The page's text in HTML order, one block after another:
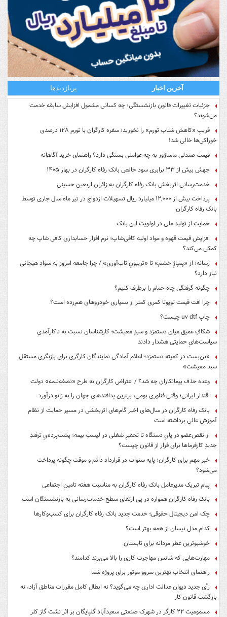
آخرین اخبار پربازدیدها
جزئیات تغییرات قانون بازنشستگی؛ چه کسانی مشمول افزایش سابقه خدمت
می‌شوند؟
فریبِ «کاهش شتاب تورم» را نخورید؛ سفره کارگران با تورم ۱۲۸ درصدی
خوراکی‌ها خالی شد!
قیمت صندلی ماساژور به چه عواملی بستگی دارد؟ راهنمای خرید آگاهانه
جهش بیش از ۳۳ برابری سود خالص بانک رفاه کارگران در بهار ۱۴۰۵
خدمت‌رسانی اثربخش بانک رفاه کارگران به زائران اربعین حسینی
پرداخت بیش از ۱۲,۰۰۰ میلیارد ریال تسهیلات ازدواج در تیر ماه سال جاری توسط
بانک رفاه کارگران
حمایت از تولید ملی در اولویت این بانک
افزایش قیمت قهوه و مواد اولیه کافی‌شاپ؛ نرم افزار حسابداری کافی شاپ چه
کمکی می‌کند؟
رسانه؛ از «پمپاژِ خشم» تا «تریبونِ تاب‌آوری» / چرا جامعه امروز به سوادِ هیجانی
نیاز دارد؟
چگونه گرفتگی چاه حمام را برطرف کنیم؟
چرا افت قیمت تویوتا کمری کمتر از بسیاری خودروهای هم‌رده است؟
چاپ uv dtf چیست؟
شکافِ عمیق میان دستمزد و سبدِ معیشت؛ کارشناسان نسبت به ناکارآمدیِ
سیاست‌هایِ حمایتی هشدار دادند
«بن‌بست در کمیته دستمزد؛ اعلام آمادگی نمایندگان کارگری برای بازنگری مستقل
سبد معیشت»
وعده حذف پیمانکاران چه شد؟ / اعتراض کارگران به طرح «نصفه‌نیمه» دولت
اقتدار ایرانی؛ وقتی فناوری بومی، برترین پدافندهای جهان را به زانو درآورد
بانک رفاه کارگران در سال‌های اخیر گام‌های اثربخشی در مسیر حمایت از نظام
آموزش عالی برداشته است
از نقص‌عضو در پایِ دستگاه تا تحقیرِ شغلی در لیستِ بیمه؛ پشت‌پرده‌یِ ترفندِ
جدیدِ کارفرماها برای فرار از قانون چیست؟
خبر مهم برای کارگران؛ پایه سنوات در قرارداد دائم و موقت چگونه پرداخت
می‌شود؟
پیام تبریک مدیرعامل بانک رفاه کارگران به مناسبت هفته تامین اجتماعی
بانک رفاه کارگران همواره در پی ارتقای سطح خدمات‌رسانی به بازنشستگان است
چک امن دیجیتال حقوقی؛ خدمت جدید بانک رفاه کارگران برای کسب‌وکارها
کدام مدل نیسان از همه بهتر است؟
خوشبوترین عطر مردانه برای تابستان
مهارت‌هایی که شانس مهاجرت کاری را بالا می‌برند کدامند؟
راهنمای انتخاب بهترین سروو موتور برای پروژه شما
رأی جدید دیوان عدالت اداری چه می‌گوید؟ نه ابطال کامل مقررات مناطق آزاد، نه
بازگشت قانون کار
مسمومیت ۲۲ کارگر در شهرک صنعتی سعیدآباد گلپایگان بر اثر نشت گاز کلر